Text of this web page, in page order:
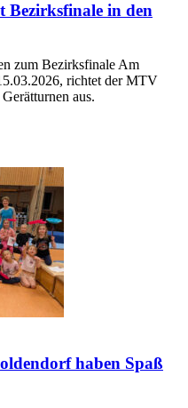
in den
zum Bezirksfinale Am
richtet der MTV
aus.
haben Spaß